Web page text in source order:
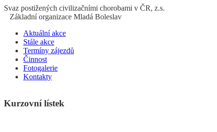
Svaz postižených civilizačními chorobami v ČR, z.s.
Základní organizace Mladá Boleslav
Aktuální akce
Stále akce
Termíny zájezdů
Činnost
Fotogalerie
Kontakty
Kurzovní lístek